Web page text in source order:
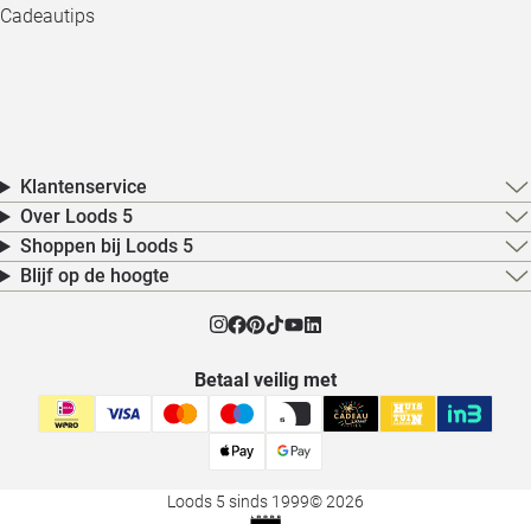
Cadeautips
Klantenservice
Over Loods 5
Shoppen bij Loods 5
Blijf op de hoogte
Betaal veilig met
Loods 5 sinds 1999© 2026